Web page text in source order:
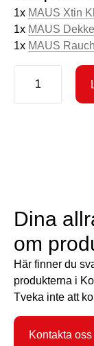
1x MAUS Xtin
1x MAUS
1x MAUS
Dina
om
Här finner du
produkterna i
Tveka inte att
Kontakta oss